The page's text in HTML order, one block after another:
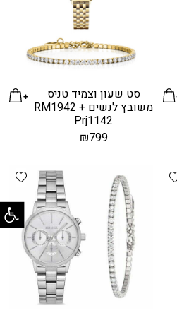
סט שעון וצמיד טניס
משובץ לנשים RM1942 +
Prj1142
₪799
Add wishlist